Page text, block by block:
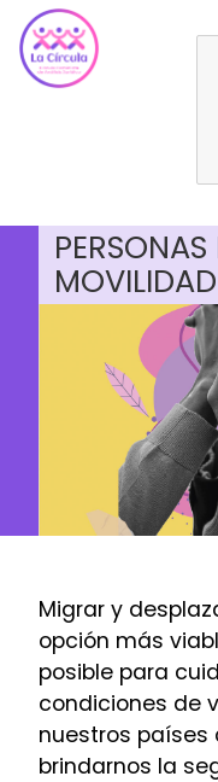
ASESORÍA
MOVILIDAD
Migrar y
opción más
posible para
condiciones de
nuestros países
brindarnos la